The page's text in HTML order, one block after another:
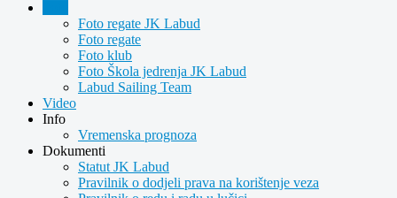
Foto regate JK Labud
Foto regate
Foto klub
Foto Škola jedrenja JK Labud
Labud Sailing Team
Video
Info
Vremenska prognoza
Dokumenti
Statut JK Labud
Pravilnik o dodjeli prava na korištenje veza